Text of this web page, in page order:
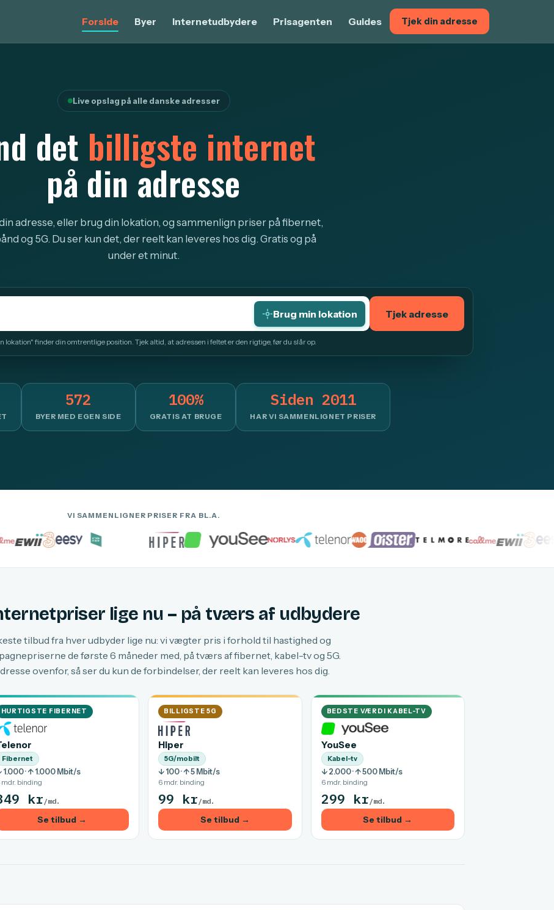
Forside Byer Internetudbydere Prisagenten Guides Tjek din adresse
Live opslag på alle danske adresser
det billigste internet
på din adresse
adresse, eller brug din lokation, og sammenlign priser på fibernet,
og 5G. Du ser kun det, der reelt kan leveres hos dig. Gratis og på
under et minut.
Brug min lokation Tjek adresse
lokation" finder din omtrentlige position. Tjek altid, at adressen i feltet er den rigtige, før du slår op.
572
BYER MED EGEN SIDE
100%
GRATIS AT BRUGE
Siden 2011
HAR VI SAMMENLIGNET PRISER
VI SAMMENLIGNER PRISER FRA BL.A.
lige nu – på tværs af udbydere
tilbud fra hver udbyder lige nu: vi vægter pris i forhold til hastighed og
de første 6 måneder med, på tværs af fibernet, kabel-tv og 5G.
ovenfor, så ser du kun de forbindelser, der reelt kan leveres hos dig.
HURTIGSTE FIBERNET
Fibernet
1.000 · ↑ 1.000 Mbit/s
mdr. binding
kr/md.
Se tilbud →
BILLIGSTE 5G
Hiper
5G/mobilt
↓ 100 · ↑ 5 Mbit/s
6 mdr. binding
99 kr /md.
Se tilbud →
BEDSTE VÆRDI KABEL-TV
YouSee
Kabel-tv
↓ 2.000 · ↑ 500 Mbit/s
6 mdr. binding
299 kr /md.
Se tilbud →